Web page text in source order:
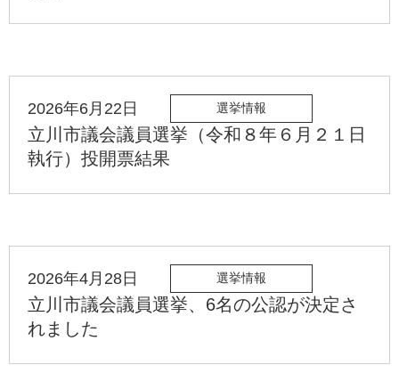
2026年6月22日 選挙情報
立川市議会議員選挙（令和８年６月２１日
執行）投開票結果
2026年4月28日 選挙情報
立川市議会議員選挙、6名の公認が決定さ
れました